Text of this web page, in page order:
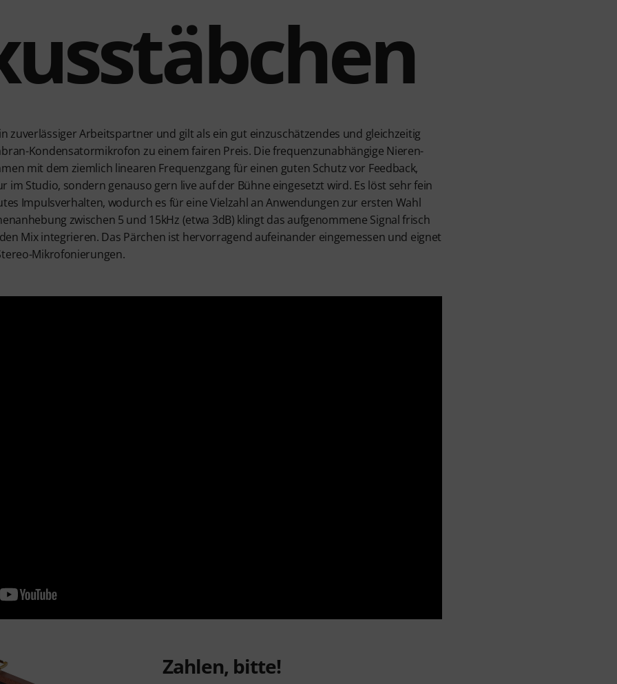
zuverlässiger Arbeitspartner und gilt als ein gut einzuschätzendes und gleichzeitig
Kondensatormikrofon zu einem fairen Preis. Die frequenzunabhängige Nieren-
mit dem ziemlich linearen Frequenzgang für einen guten Schutz vor Feedback,
im Studio, sondern genauso gern live auf der Bühne eingesetzt wird. Es löst sehr fein
Impulsverhalten, wodurch es für eine Vielzahl an Anwendungen zur ersten Wahl
zwischen 5 und 15kHz (etwa 3dB) klingt das aufgenommene Signal frisch
Mix integrieren. Das Pärchen ist hervorragend aufeinander eingemessen und eignet
Mikrofonierungen.
Zahlen, bitte!